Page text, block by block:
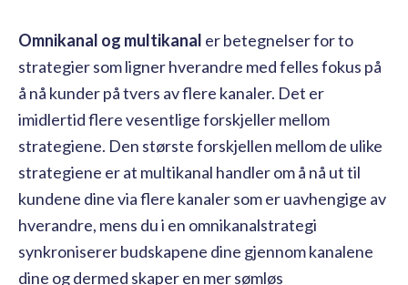
Omnikanal og multikanal er betegnelser for to
strategier som ligner hverandre med felles fokus på
å nå kunder på tvers av flere kanaler. Det er
imidlertid flere vesentlige forskjeller mellom
strategiene. Den største forskjellen mellom de ulike
strategiene er at multikanal handler om å nå ut til
kundene dine via flere kanaler som er uavhengige av
hverandre, mens du i en omnikanalstrategi
synkroniserer budskapene dine gjennom kanalene
dine og dermed skaper en mer sømløs